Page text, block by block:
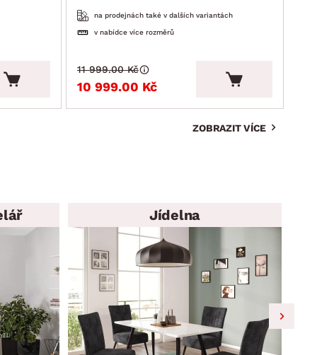
na prodejnách také v dalších variantách
v nabídce více rozměrů
10 999.00 Kč
11 999.00 Kč
ZOBRAZIT VÍCE
Jídelna